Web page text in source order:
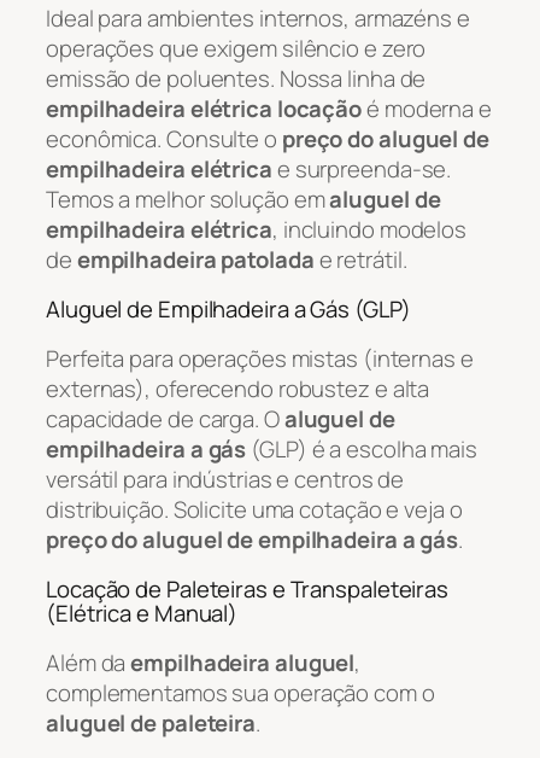
Ideal para ambientes internos, armazéns e
operações que exigem silêncio e zero
emissão de poluentes. Nossa linha de
empilhadeira elétrica locaçãoé moderna e
econômica. Consulte o preço do aluguel de
empilhadeira elétricae surpreenda-se.
Temos a melhor solução emaluguel de
empilhadeira elétrica, incluindo modelos
deempilhadeira patoladae retrátil.
Aluguel de Empilhadeira a Gás (GLP)
Perfeita para operações mistas (internas e
externas), oferecendo robustez e alta
capacidade de carga. Oaluguel de
empilhadeira a gás (GLP) é a escolha mais
versátil para indústrias e centros de
distribuição. Solicite uma cotação e veja o
preço do aluguel de empilhadeira a gás.
Locação de Paleteiras e Transpaleteiras
(Elétrica e Manual)
Além daempilhadeira aluguel,
complementamos sua operação com o
aluguel de paleteira.